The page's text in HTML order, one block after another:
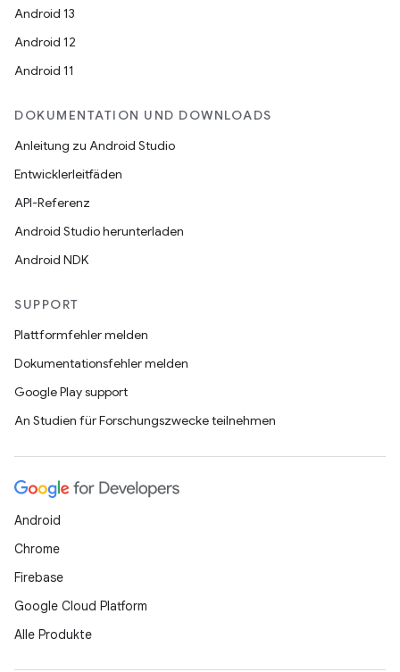
Android 13
Android 12
Android 11
DOKUMENTATION UND DOWNLOADS
Anleitung zu Android Studio
Entwicklerleitfäden
API-Referenz
Android Studio herunterladen
Android NDK
SUPPORT
Plattformfehler melden
Dokumentationsfehler melden
Google Play support
An Studien für Forschungszwecke teilnehmen
Android
Chrome
Firebase
Google Cloud Platform
Alle Produkte